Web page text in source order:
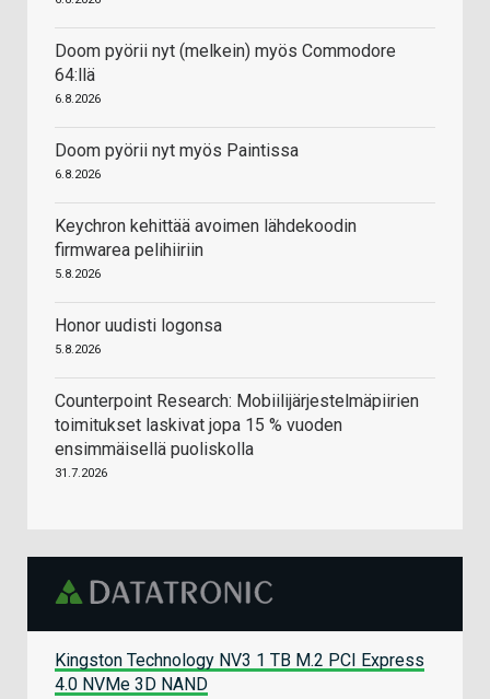
Doom pyörii nyt (melkein) myös Commodore
64:llä
6.8.2026
Doom pyörii nyt myös Paintissa
6.8.2026
Keychron kehittää avoimen lähdekoodin
firmwarea pelihiiriin
5.8.2026
Honor uudisti logonsa
5.8.2026
Counterpoint Research: Mobiilijärjestelmäpiirien
toimitukset laskivat jopa 15 % vuoden
ensimmäisellä puoliskolla
31.7.2026
Kingston Technology NV3 1 TB M.2 PCI Express
4.0 NVMe 3D NAND